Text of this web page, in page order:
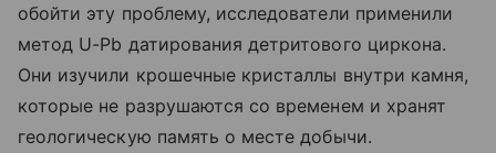
обойти эту проблему, исследователи применили
метод U-Pb датирования детритового циркона.
Они изучили крошечные кристаллы внутри камня,
которые не разрушаются со временем и хранят
геологическую память о месте добычи.